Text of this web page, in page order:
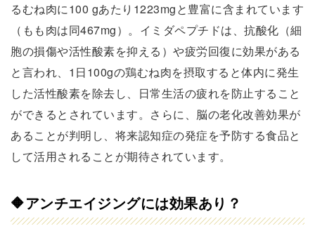
るむね肉に100 gあたり1223mgと豊富に含まれています
（もも肉は同467mg）。イミダペプチドは、抗酸化（細
胞の損傷や活性酸素を抑える）や疲労回復に効果がある
と言われ、1日100gの鶏むね肉を摂取すると体内に発生
した活性酸素を除去し、日常生活の疲れを防止すること
ができるとされています。さらに、脳の老化改善効果が
あることが判明し、将来認知症の発症を予防する食品と
して活用されることが期待されています。
🔶アンチエイジングには効果あり？